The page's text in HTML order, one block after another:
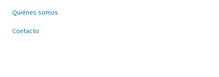
Quiénes somos
Contacto